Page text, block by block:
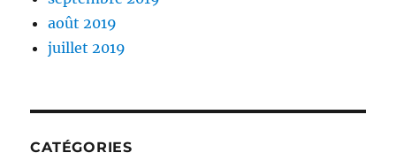
août 2019
juillet 2019
CATÉGORIES